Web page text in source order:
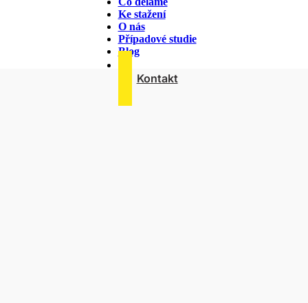
Ke stažení
O nás
Případové studie
Blog
Kontakt